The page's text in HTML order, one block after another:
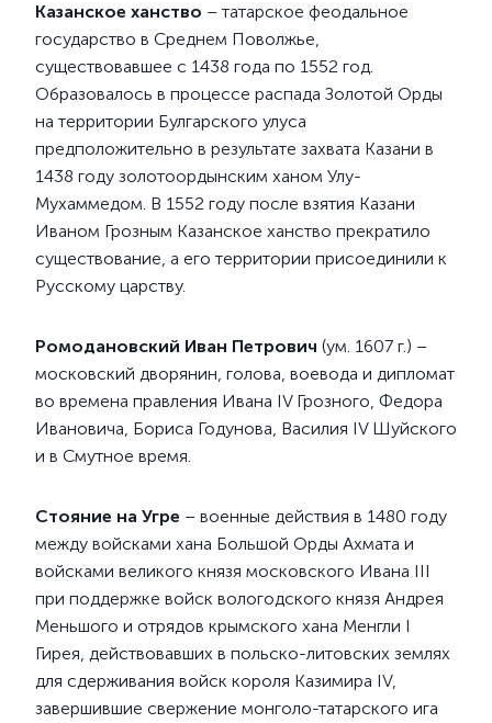
Казанское ханство – татарское феодальное
государство в Среднем Поволжье,
существовавшее с 1438 года по 1552 год.
Образовалось в процессе распада Золотой Орды
на территории Булгарского улуса
предположительно в результате захвата Казани в
1438 году золотоордынским ханом Улу-
Мухаммедом. В 1552 году после взятия Казани
Иваном Грозным Казанское ханство прекратило
существование, а его территории присоединили к
Русскому царству.
Ромодановский Иван Петрович (ум. 1607 г.) –
московский дворянин, голова, воевода и дипломат
во времена правления Ивана IV Грозного, Федора
Ивановича, Бориса Годунова, Василия IV Шуйского
и в Смутное время.
Стояние на Угре – военные действия в 1480 году
между войсками хана Большой Орды Ахмата и
войсками великого князя московского Ивана III
при поддержке войск вологодского князя Андрея
Меньшого и отрядов крымского хана Менгли I
Гирея, действовавших в польско-литовских землях
для сдерживания войск короля Казимира IV,
завершившие свержение монголо-татарского ига